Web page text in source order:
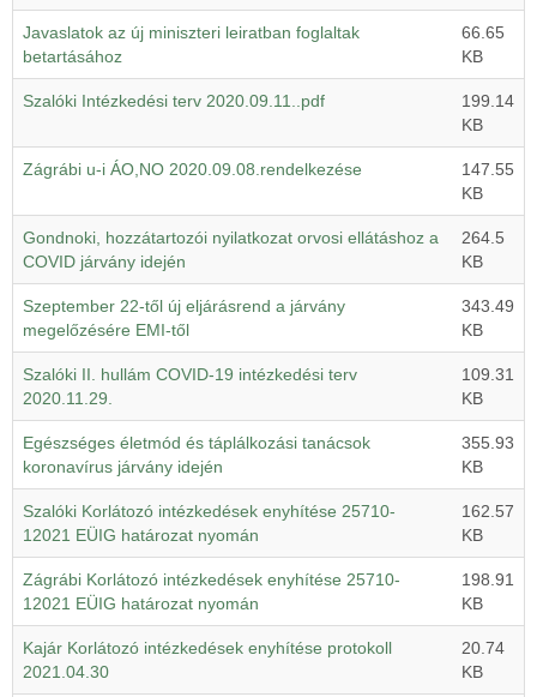
Javaslatok az új miniszteri leiratban foglaltak
betartásához
66.65
KB
Szalóki Intézkedési terv 2020.09.11..pdf
199.14
KB
Zágrábi u-i ÁO,NO 2020.09.08.rendelkezése
147.55
KB
Gondnoki, hozzátartozói nyilatkozat orvosi ellátáshoz a
COVID járvány idején
264.5
KB
Szeptember 22-től új eljárásrend a járvány
megelőzésére EMI-től
343.49
KB
Szalóki II. hullám COVID-19 intézkedési terv
2020.11.29.
109.31
KB
Egészséges életmód és táplálkozási tanácsok
koronavírus járvány idején
355.93
KB
Szalóki Korlátozó intézkedések enyhítése 25710-
12021 EÜIG határozat nyomán
162.57
KB
Zágrábi Korlátozó intézkedések enyhítése 25710-
12021 EÜIG határozat nyomán
198.91
KB
Kajár Korlátozó intézkedések enyhítése protokoll
2021.04.30
20.74
KB